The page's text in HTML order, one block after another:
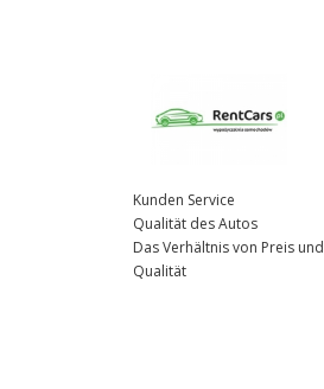
Kunden Service
Qualität des Autos
Das Verhältnis von Preis und
Qualität